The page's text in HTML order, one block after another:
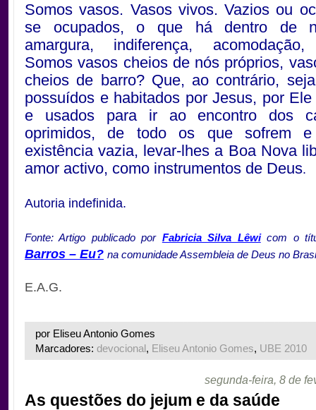
Somos vasos. Vasos vivos. Vazios ou
se ocupados, o que há dentro de
amargura, indiferença, acomodação,
Somos vasos cheios de nós próprios,
cheios de barro? Que, ao contrário,
possuídos e habitados por Jesus, por
e usados para ir ao encontro dos
oprimidos, de todo os que sofrem
existência vazia, levar-lhes a Boa Nova
amor activo, como instrumentos de Deus.
Autoria indefinida.
Fonte: Artigo publicado por Fabricia Silva Lêwicom o
Barros – Eu? na comunidade Assembleia de Deus no
E.A.G.
por Eliseu Antonio Gomes
Marcadores: devocional, Eliseu Antonio Gomes, UBE 2010
segunda-feira, 8 de
As questões do jejum e da saúde